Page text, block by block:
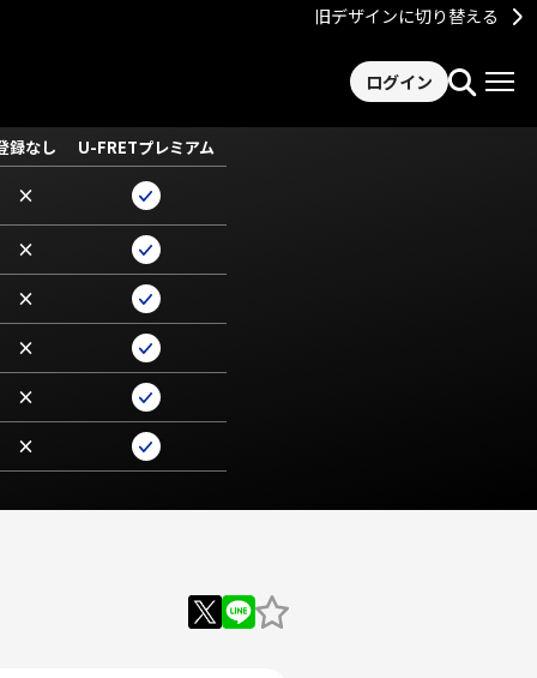
旧デザインに切り替える
ログイン
録なし U-FRETプレミアム
×
×
×
×
×
×